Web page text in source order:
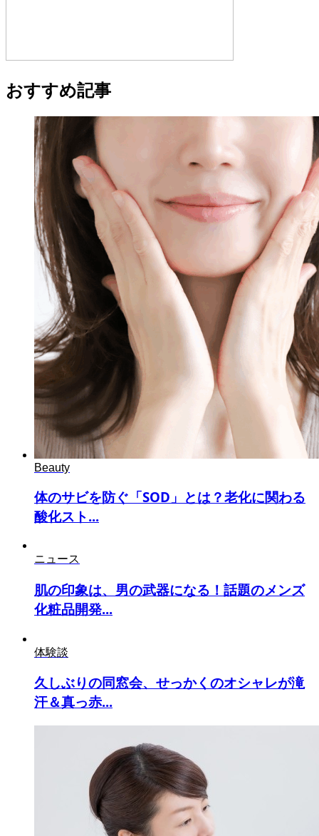
おすすめ記事
Beauty
体のサビを防ぐ「SOD」とは？老化に関わる
酸化スト...
ニュース
肌の印象は、男の武器になる！話題のメンズ
化粧品開発...
体験談
久しぶりの同窓会、せっかくのオシャレが滝
汗＆真っ赤...